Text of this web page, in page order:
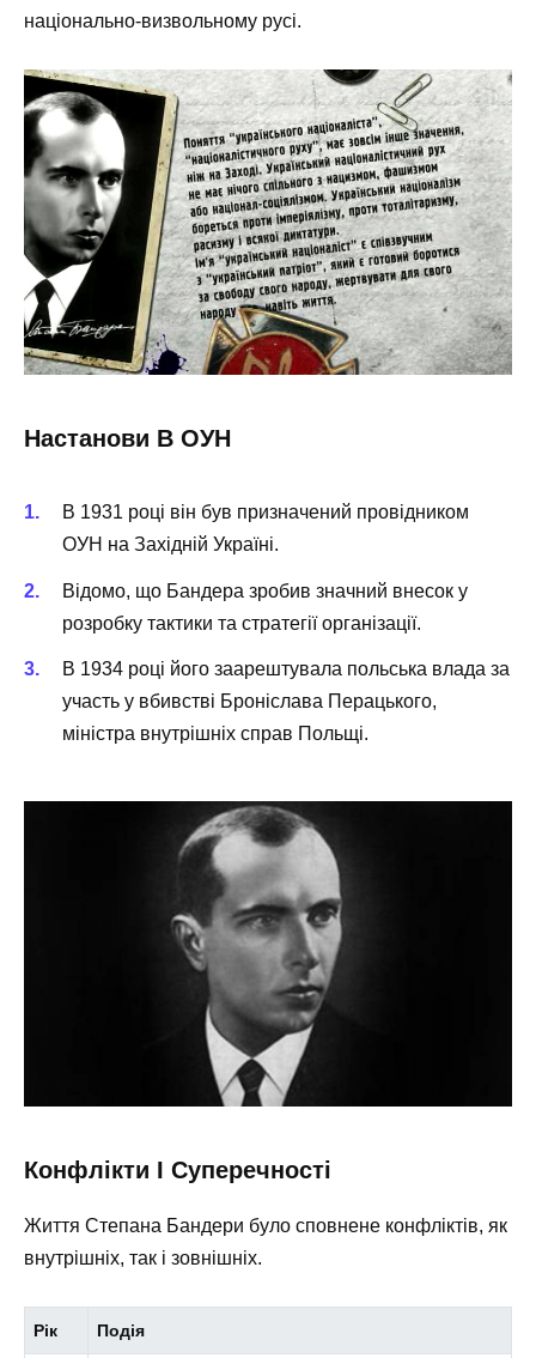
національно-визвольному русі.
Настанови В ОУН
В 1931 році він був призначений провідником
ОУН на Західній Україні.
Відомо, що Бандера зробив значний внесок у
розробку тактики та стратегії організації.
В 1934 році його заарештувала польська влада за
участь у вбивстві Броніслава Перацького,
міністра внутрішніх справ Польщі.
Конфлікти І Суперечності
Життя Степана Бандери було сповнене конфліктів, як
внутрішніх, так і зовнішніх.
Рік Подія